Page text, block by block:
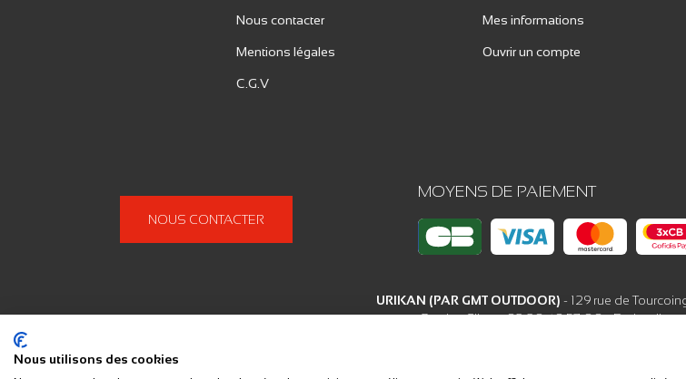
Nous contacter
Mentions légales
C.G.V
Mes informations
Ouvrir un compte
NOUS CONTACTER
MOYENS DE PAIEMENT
URIKAN (PAR GMT OUTDOOR) - 129 rue de
Service Client : 03 20 68 57 00 - Du lundi au
Nous utilisons des cookies